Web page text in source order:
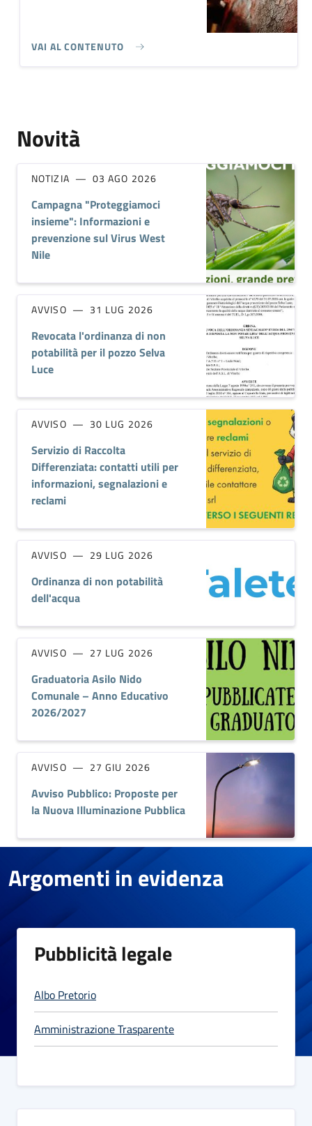
VAI AL CONTENUTO
Novità
NOTIZIA 03 AGO 2026
Campagna "Proteggiamoci
insieme": Informazioni e
prevenzione sul Virus West
Nile
AVVISO 31 LUG 2026
Revocata l'ordinanza di non
potabilità per il pozzo Selva
Luce
AVVISO 30 LUG 2026
Servizio di Raccolta
Differenziata: contatti utili per
informazioni, segnalazioni e
reclami
AVVISO 29 LUG 2026
Ordinanza di non potabilità
dell'acqua
AVVISO 27 LUG 2026
Graduatoria Asilo Nido
Comunale – Anno Educativo
2026/2027
AVVISO 27 GIU 2026
Avviso Pubblico: Proposte per
la Nuova Illuminazione Pubblica
Argomenti in evidenza
Pubblicità legale
Albo Pretorio
Amministrazione Trasparente